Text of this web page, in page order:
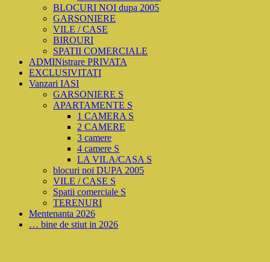
BLOCURI NOI dupa 2005
GARSONIERE
VILE / CASE
BIROURI
SPATII COMERCIALE
ADMINistrare PRIVATA
EXCLUSIVITATI
Vanzari IASI
GARSONIERE S
APARTAMENTE S
1 CAMERA S
2 CAMERE
3 camere
4 camere S
LA VILA/CASA S
blocuri noi DUPA 2005
VILE / CASE S
Spatii comerciale S
TERENURI
Mentenanta 2026
… bine de stiut in 2026